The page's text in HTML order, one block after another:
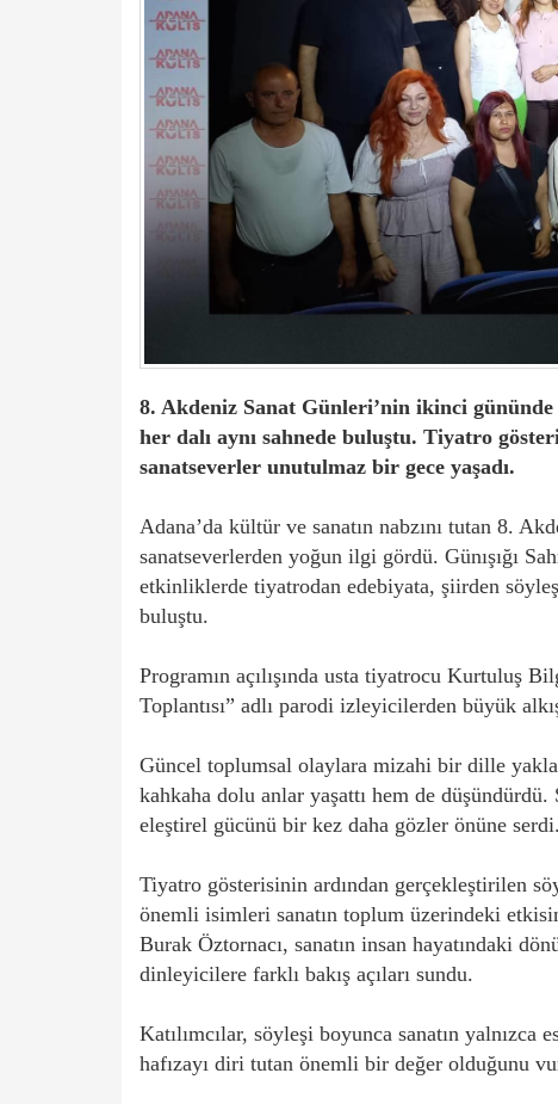
8. Akdeniz Sanat Günleri’nin ikinci gününde
her dalı aynı sahnede buluştu. Tiyatro
sanatseverler unutulmaz bir gece yaşadı.
Adana’da kültür ve sanatın nabzını tutan 8.
sanatseverlerden yoğun ilgi gördü. Günışığı
etkinliklerde tiyatrodan edebiyata, şiirden
buluştu.
Programın açılışında usta tiyatrocu Kurtuluş
Toplantısı” adlı parodi izleyicilerden büyük
Güncel toplumsal olaylara mizahi bir dille
kahkaha dolu anlar yaşattı hem de
eleştirel gücünü bir kez daha gözler önüne serdi.
Tiyatro gösterisinin ardından gerçekleştirilen
önemli isimleri sanatın toplum üzerindeki
Burak Öztornacı, sanatın insan hayatındaki
dinleyicilere farklı bakış açıları sundu.
Katılımcılar, söyleşi boyunca sanatın yalnızca
hafızayı diri tutan önemli bir değer olduğunu